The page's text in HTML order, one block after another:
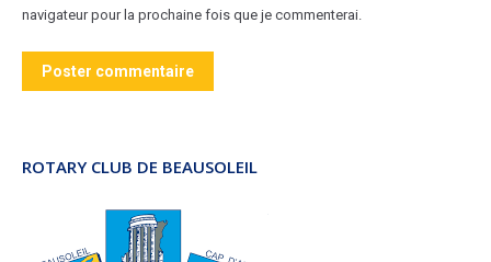
navigateur pour la prochaine fois que je commenterai.
Poster commentaire
ROTARY CLUB DE BEAUSOLEIL